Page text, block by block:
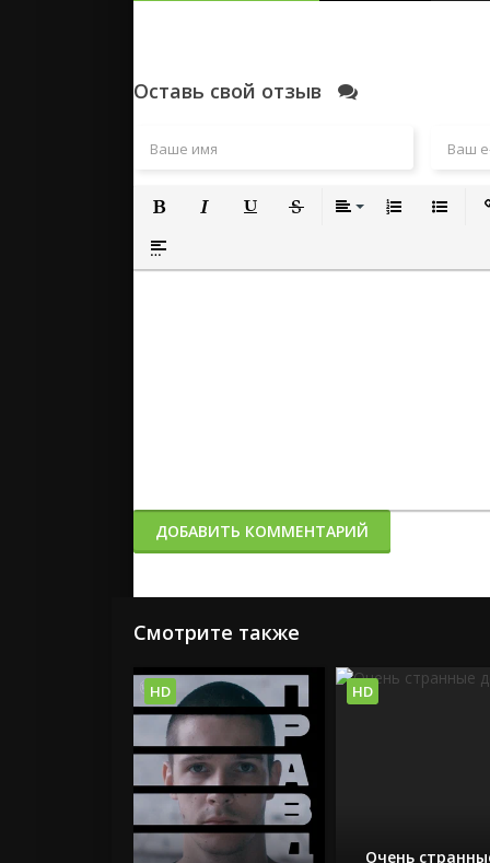
Оставь свой отзыв
Полужирный
Вставка спойлера
ДОБАВИТЬ КОММЕНТАРИЙ
Смотрите также
HD
Очень
HD